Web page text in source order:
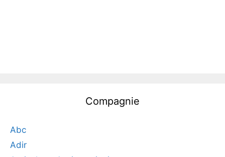
Compagnie
Abc
Adir